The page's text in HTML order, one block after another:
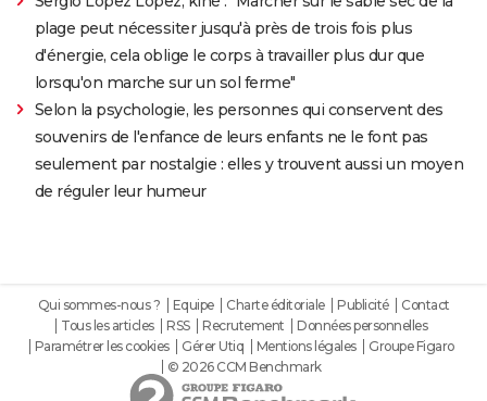
plage peut nécessiter jusqu'à près de trois fois plus
d'énergie, cela oblige le corps à travailler plus dur que
lorsqu'on marche sur un sol ferme"
Selon la psychologie, les personnes qui conservent des
souvenirs de l'enfance de leurs enfants ne le font pas
seulement par nostalgie : elles y trouvent aussi un moyen
de réguler leur humeur
Qui sommes-nous ? Equipe Charte éditoriale Publicité
Contact
Tous les articles
RSS Recrutement
Données personnelles
Paramétrer les cookies
Gérer Utiq Mentions légales
Groupe Figaro
© 2026 CCM Benchmark